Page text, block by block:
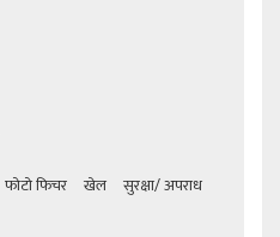
फोटो फिचर खेल
सुरक्षा/ अपराध